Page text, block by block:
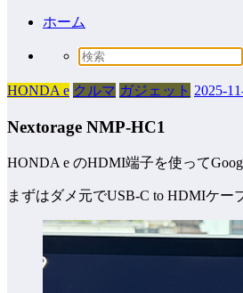
ホーム
HONDA e クルマ ガジェット 2025-
Nextorage NMP-HC1
HONDA e のHDMI端子を使って
まずはダメ元でUSB-C to HDMIケ